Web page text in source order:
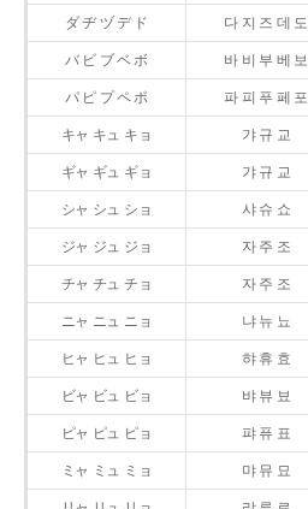
ダ ヂ ヅ デ ド 다 지 즈 데 도
バ ビ ブ ベ ボ 바 비 부 베 보
パ ピ プ ペ ポ 파 피 푸 페 포
キャ キュ キョ 갸 규 교
ギャ ギュ ギョ 갸 규 교
シャ シュ ショ 샤 슈 쇼
ジャ ジュ ジョ 자 주 조
チャ チュ チョ 자 주 조
ニャ ニュ ニョ 냐 뉴 뇨
ヒャ ヒュ ヒョ 햐 휴 효
ビャ ビュ ビョ 뱌 뷰 뵤
ピャ ピュ ピョ 퍄 퓨 표
ミャ ミュ ミョ 먀 뮤 묘